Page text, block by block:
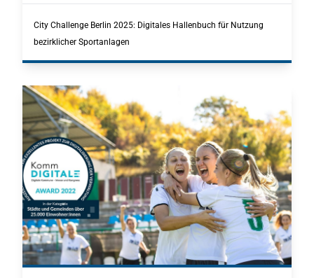
City Challenge Berlin 2025: Digitales Hallenbuch für Nutzung
bezirklicher Sportanlagen